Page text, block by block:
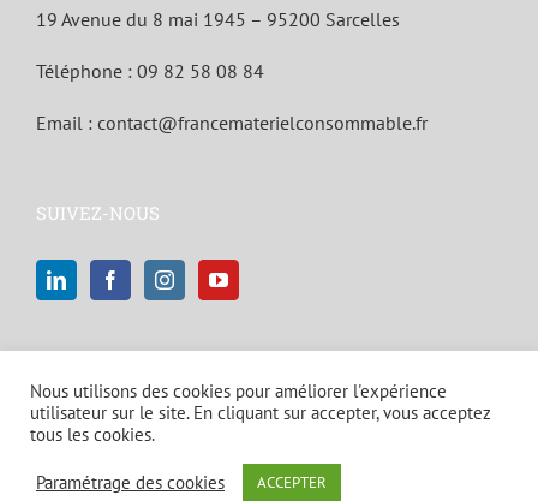
19 Avenue du 8 mai 1945 – 95200 Sarcelles
Téléphone : 09 82 58 08 84
Email : contact@francematerielconsommable.fr
SUIVEZ-NOUS
© Copyright 2021 | Tous droits réservés |Mentions légales et politique
Nous utilisons des cookies pour améliorer l'expérience
utilisateur sur le site. En cliquant sur accepter, vous acceptez
tous les cookies.
Paramétrage des cookies ACCEPTER